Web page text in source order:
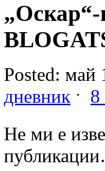
„Оскар“-
Posted: май
дневник ˑ 8
Не ми е